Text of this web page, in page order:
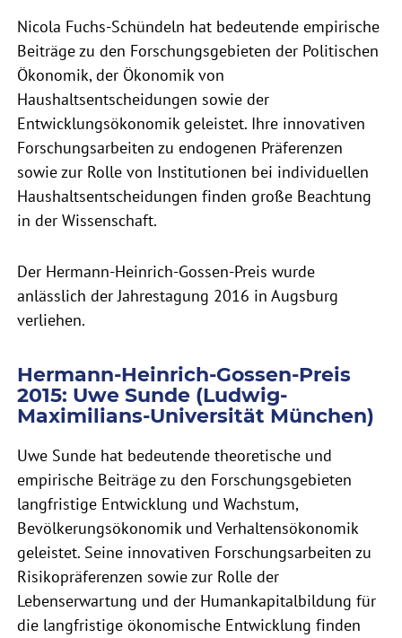
Nicola Fuchs-Schündeln hat bedeutende empirische
Beiträge zu den Forschungsgebieten der Politischen
Ökonomik, der Ökonomik von
Haushaltsentscheidungen sowie der
Entwicklungsökonomik geleistet. Ihre innovativen
Forschungsarbeiten zu endogenen Präferenzen
sowie zur Rolle von Institutionen bei individuellen
Haushaltsentscheidungen finden große Beachtung
in der Wissenschaft.
Der Hermann-Heinrich-Gossen-Preis wurde
anlässlich der Jahrestagung 2016 in Augsburg
verliehen.
Hermann-Heinrich-Gossen-Preis
2015: Uwe Sunde (Ludwig-
Maximilians-Universität München)
Uwe Sunde hat bedeutende theoretische und
empirische Beiträge zu den Forschungsgebieten
langfristige Entwicklung und Wachstum,
Bevölkerungsökonomik und Verhaltensökonomik
geleistet. Seine innovativen Forschungsarbeiten zu
Risikopräferenzen sowie zur Rolle der
Lebenserwartung und der Humankapitalbildung für
die langfristige ökonomische Entwicklung finden